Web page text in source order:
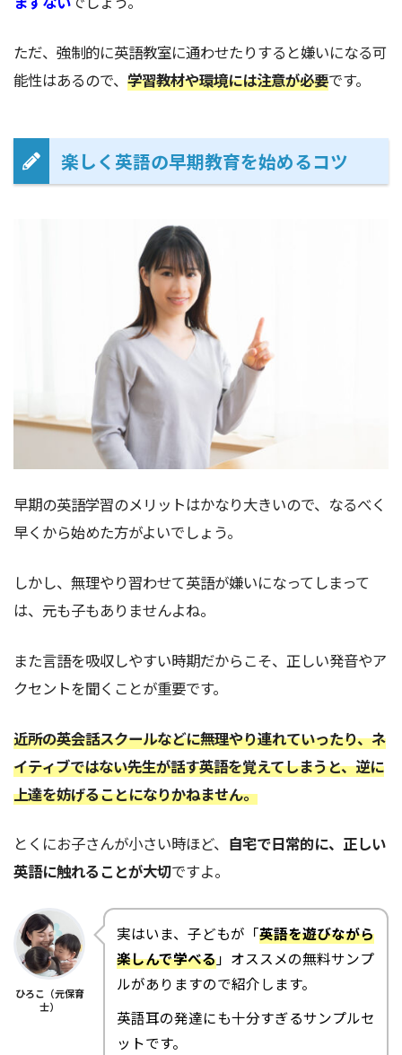
ただ、強制的に英語教室に通わせたりすると嫌いになる可
能性はあるので、 学習教材や環境には注意が必要です。
楽しく英語の早期教育を始めるコツ
早期の英語学習のメリットはかなり大きいので、なるべく
早くから始めた方がよいでしょう。
しかし、無理やり習わせて英語が嫌いになってしまって
は、元も子もありませんよね。
また言語を吸収しやすい時期だからこそ、正しい発音やア
クセントを聞くことが重要です。
近所の英会話スクールなどに無理やり連れていったり、ネ
イティブではない先生が話す英語を覚えてしまうと、逆に
上達を妨げることになりかねません。
とくにお子さんが小さい時ほど、 自宅で日常的に、正しい
英語に触れることが大切ですよ。
ひろこ（元保育
士）
実はいま、子どもが「英語を遊びながら
楽しんで学べる」オススメの無料サンプ
ルがありますので紹介します。
英語耳の発達にも十分すぎるサンプルセ
ットです。